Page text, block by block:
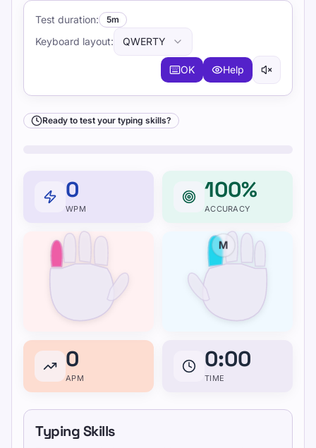
Test duration: 5m
Keyboard layout: QWERTY
OK Help
Ready to test your typing skills?
0
WPM
100%
ACCURACY
M
0
APM
0:00
TIME
Typing Skills